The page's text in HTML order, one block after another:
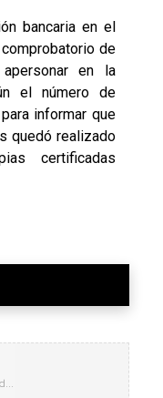
bancaria en el
de
en la
el número de
informar que
quedó realizado
certificadas